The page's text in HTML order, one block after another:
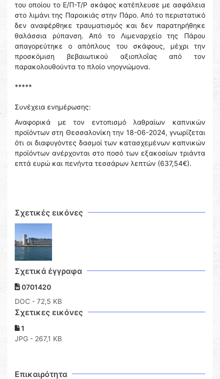
του οποίου το Ε/Π-Τ/Ρ σκάφος κατέπλευσε με ασφάλεια
στο λιμάνι της Παροικιάς στην Πάρο. Από το περιστατικό
δεν αναφέρθηκε τραυματισμός και δεν παρατηρήθηκε
θαλάσσια ρύπανση. Από το Λιμεναρχείο της Πάρου
απαγορεύτηκε ο απόπλους του σκάφους, μέχρι την
προσκόμιση βεβαιωτικού αξιοπλοΐας από τον
παρακολουθούντα το πλοίο νηογνώμονα.
*****
Συνέχεια ενημέρωσης:
Αναφορικά με τον εντοπισμό λαθραίων καπνικών
προϊόντων στη Θεσσαλονίκη την 18-06-2024, γνωρίζεται
ότι οι διαφυγόντες δασμοί των κατασχεμένων καπνικών
προϊόντων ανέρχονται στο ποσό των εξακοσίων τριάντα
επτά ευρώ και πενήντα τεσσάρων λεπτών (637,54€).
Σχετικές εικόνες
Σχετικά έγγραφα
0701420
DOC - 72,5 KB
Σχετικες εικόνες
1
JPG - 267,1 KB
Επικαιρότητα